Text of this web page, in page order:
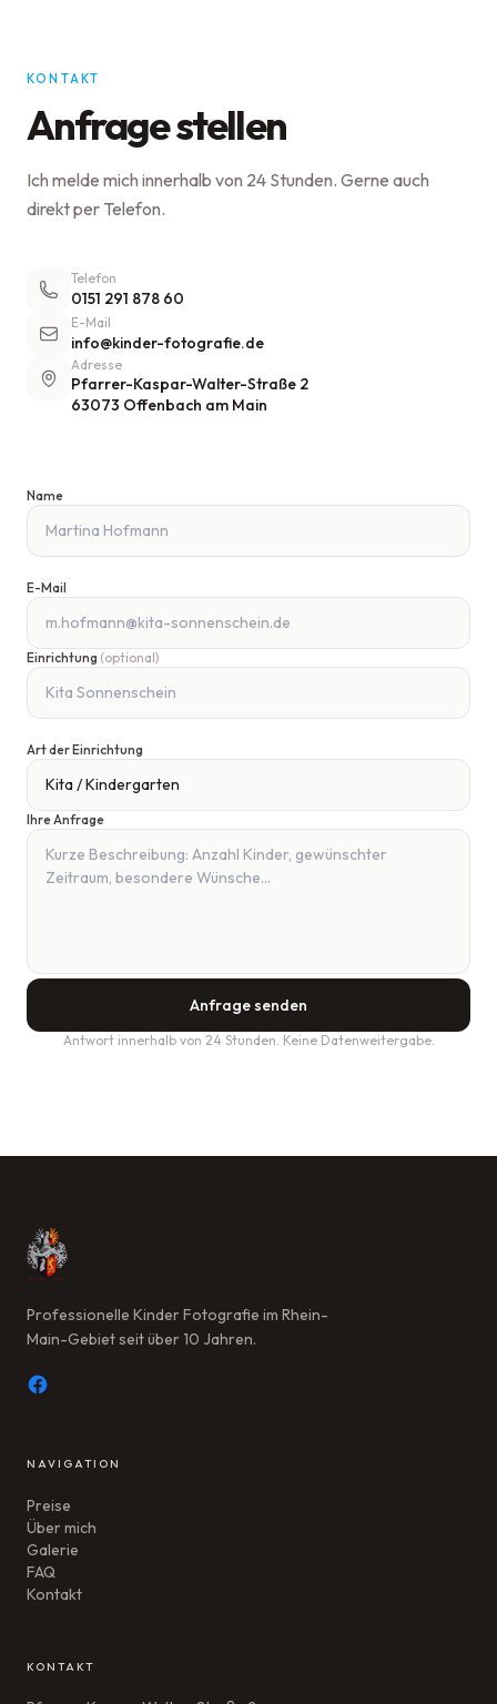
KONTAKT
Anfrage stellen
Ich melde mich innerhalb von 24 Stunden. Gerne auch
direkt per Telefon.
Telefon
0151 291 878 60
E-Mail
info@kinder-fotografie.de
Adresse
Pfarrer-Kaspar-Walter-Straße 2
63073 Offenbach am Main
Name
E-Mail
Einrichtung (optional)
Art der Einrichtung
Ihre Anfrage
Anfrage senden
Antwort innerhalb von 24 Stunden. Keine Datenweitergabe.
Professionelle Kinder Fotografie im Rhein-
Main-Gebiet seit über 10 Jahren.
NAVIGATION
Preise
Über mich
Galerie
FAQ
Kontakt
KONTAKT